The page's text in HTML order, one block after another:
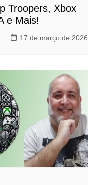
Troopers, Xbox
e Mais!
17 de março de 2026